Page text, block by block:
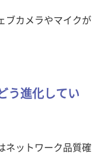
ブカメラやマイクが
う進化してい
ネットワーク品質確